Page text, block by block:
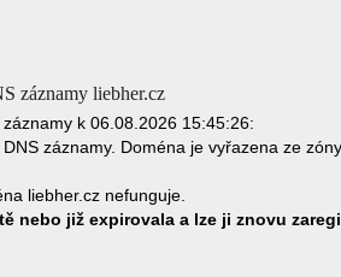
záznamy liebher.cz
k 06.08.2026 15:45:26:
záznamy. Doména je vyřazena ze zóny
liebher.cz nefunguje.
nebo již expirovala a lze ji znovu